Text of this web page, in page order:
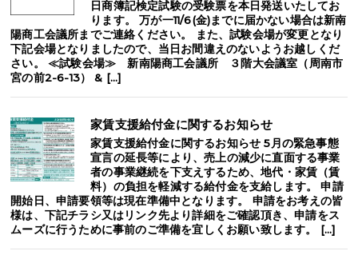
日商簿記検定試験の受験票を本日発送いたしてお
ります。 万が一11/6(金)までに届かない場合は新南
陽商工会議所までご連絡ください。 また、試験会場が変更となり
下記会場となりましたので、当日お間違えのないようお越しくだ
さい。 ≪試験会場≫ 新南陽商工会議所 ３階大会議室（周南市
宮の前2-6-13） & […]
家賃支援給付金に関するお知らせ
家賃支援給付金に関するお知らせ 5月の緊急事態
宣言の延長等により、売上の減少に直面する事業
者の事業継続を下支えするため、地代・家賃（賃
料）の負担を軽減する給付金を支給します。 申請
開始日、申請要領等は現在準備中となります。 申請をお考えの皆
様は、下記チラシ又はリンク先より詳細をご確認頂き、申請をス
ムーズに行うために事前のご準備を宜しくお願い致します。 […]